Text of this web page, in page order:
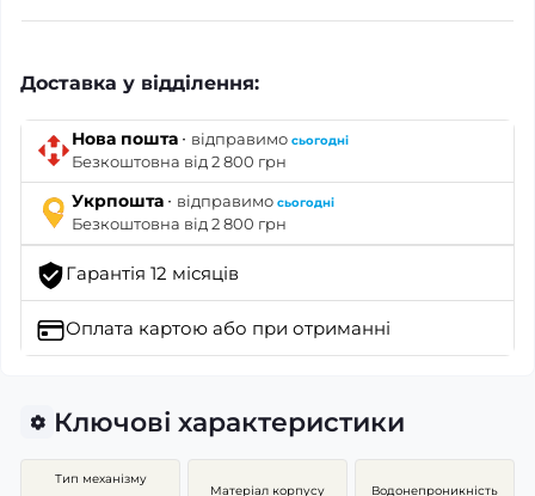
Доставка у відділення:
Нова пошта · відправимо сьогодні
Безкоштовна від 2 800 грн
Укрпошта · відправимо сьогодні
Безкоштовна від 2 800 грн
Гарантія 12 місяців
Оплата картою або при отриманні
Ключові характеристики
Тип механізму
Матеріал корпусу Водонепроникність